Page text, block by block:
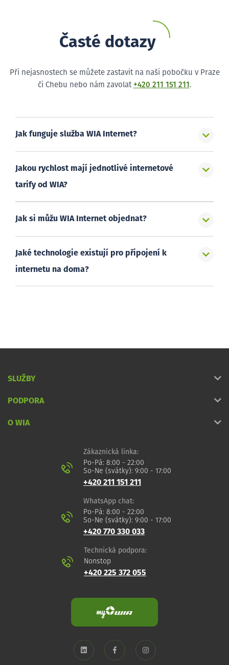
Časté dotazy
Při nejasnostech se můžete zastavit na naši pobočku v Praze
či Chebu nebo nám zavolat +420 211 151 211 .
Jak funguje služba WIA Internet?
Jakou rychlost mají jednotlivé internetové
tarify od WIA?
Jak si můžu WIA Internet objednat?
Jaké technologie existují pro připojení k
internetu na doma?
SLUŽBY
PODPORA
O WIA
Zákaznická linka:
Po-Pá: 8:00 - 22:00
So-Ne (svátky): 9:00 - 17:00
+420 211 151 211
WhatsApp chat:
Po-Pá: 8:00 - 22:00
So-Ne (svátky): 9:00 - 17:00
+420 770 330 033
Technická podpora:
Nonstop
+420 225 372 055